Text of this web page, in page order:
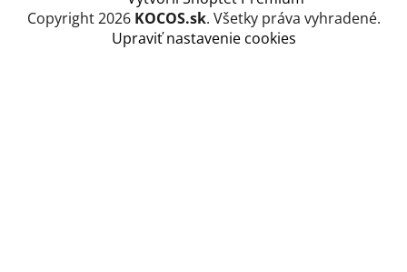
Copyright 2026 KOCOS.sk. Všetky práva vyhradené.
Upraviť nastavenie cookies